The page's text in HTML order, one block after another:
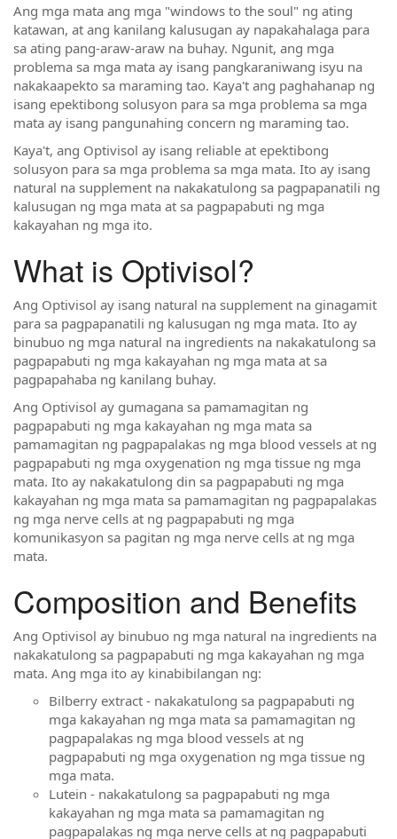
Ang mga mata ang mga "windows to the soul" ng ating
katawan, at ang kanilang kalusugan ay napakahalaga para
sa ating pang-araw-araw na buhay. Ngunit, ang mga
problema sa mga mata ay isang pangkaraniwang isyu na
nakakaapekto sa maraming tao. Kaya't ang paghahanap ng
isang epektibong solusyon para sa mga problema sa mga
mata ay isang pangunahing concern ng maraming tao.
Kaya't, ang Optivisol ay isang reliable at epektibong
solusyon para sa mga problema sa mga mata. Ito ay isang
natural na supplement na nakakatulong sa pagpapanatili ng
kalusugan ng mga mata at sa pagpapabuti ng mga
kakayahan ng mga ito.
What is Optivisol?
Ang Optivisol ay isang natural na supplement na ginagamit
para sa pagpapanatili ng kalusugan ng mga mata. Ito ay
binubuo ng mga natural na ingredients na nakakatulong sa
pagpapabuti ng mga kakayahan ng mga mata at sa
pagpapahaba ng kanilang buhay.
Ang Optivisol ay gumagana sa pamamagitan ng
pagpapabuti ng mga kakayahan ng mga mata sa
pamamagitan ng pagpapalakas ng mga blood vessels at ng
pagpapabuti ng mga oxygenation ng mga tissue ng mga
mata. Ito ay nakakatulong din sa pagpapabuti ng mga
kakayahan ng mga mata sa pamamagitan ng pagpapalakas
ng mga nerve cells at ng pagpapabuti ng mga
komunikasyon sa pagitan ng mga nerve cells at ng mga
mata.
Composition and Benefits
Ang Optivisol ay binubuo ng mga natural na ingredients na
nakakatulong sa pagpapabuti ng mga kakayahan ng mga
mata. Ang mga ito ay kinabibilangan ng:
Bilberry extract - nakakatulong sa pagpapabuti ng
mga kakayahan ng mga mata sa pamamagitan ng
pagpapalakas ng mga blood vessels at ng
pagpapabuti ng mga oxygenation ng mga tissue ng
mga mata.
Lutein - nakakatulong sa pagpapabuti ng mga
kakayahan ng mga mata sa pamamagitan ng
pagpapalakas ng mga nerve cells at ng pagpapabuti